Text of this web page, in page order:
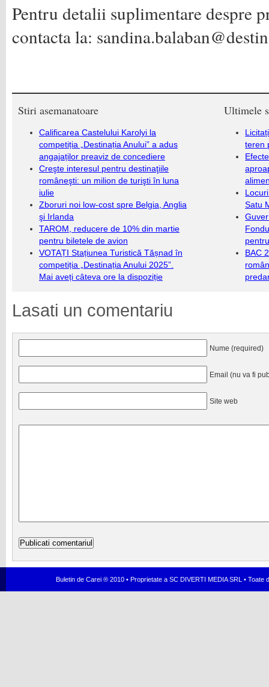
Pentru detalii suplimentare despre
contacta la:
Stiri asemanatoare
Calificarea Castelului Karolyi la
competiția „Destinația Anului” a adus
angajaților preaviz de concediere
Creşte interesul pentru destinaţiile
româneşti: un milion de turişti în luna
iulie
Zboruri noi low-cost spre Belgia, Anglia
şi Irlanda
TAROM, reducere de 10% din martie
pentru biletele de avion
VOTAȚI Stațiunea Turistică Tășnad în
competiția „Destinația Anului 2025”.
Mai aveți câteva ore la dispoziție
Ultimele
teren
Satu
BAC
Lasati un comentariu
Nume (required)
Email (nu va fi
Site web
Buletin de Carei ® 2010 • Proprietate a SC DIVERTI MEDIA SRL •